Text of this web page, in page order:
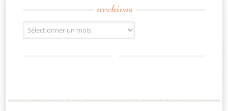
archives
Archives